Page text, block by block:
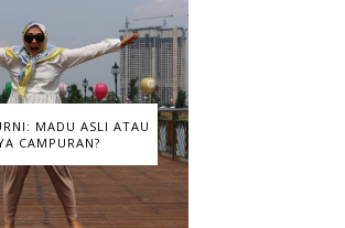
MADU ASLI ATAU
CAMPURAN?